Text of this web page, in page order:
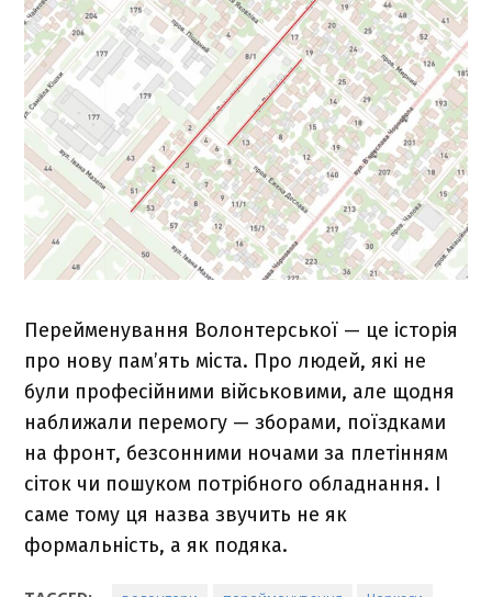
Перейменування Волонтерської — це історія
про нову пам’ять міста. Про людей, які не
були професійними військовими, але щодня
наближали перемогу — зборами, поїздками
на фронт, безсонними ночами за плетінням
сіток чи пошуком потрібного обладнання. І
саме тому ця назва звучить не як
формальність, а як подяка.